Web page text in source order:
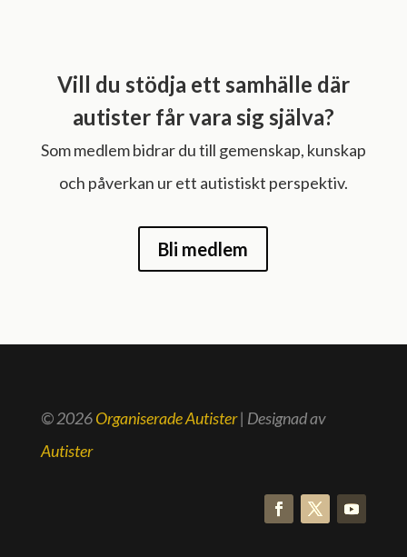
Vill du stödja ett samhälle där
autister får vara sig själva?
Som medlem bidrar du till gemenskap, kunskap
och påverkan ur ett autistiskt perspektiv.
Bli medlem
© 2026Organiserade Autister| Designad av
Autister